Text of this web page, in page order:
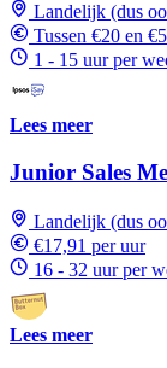
Landelijk (dus
Tussen €20 en
1 - 15 uur per
Lees meer
Junior Sales
Landelijk (dus
€17,91 per uur
16 - 32 uur per
Lees meer